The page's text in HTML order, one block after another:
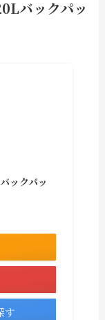
バックパッ
ックパッ
す